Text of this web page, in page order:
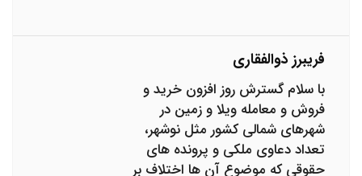
فریبرز ذوالفقاری
با سلام گسترش روز افزون خرید و
فروش و معامله ویلا و زمین در
شهرهای شمالی کشور مثل نوشهر،
تعداد دعاوی ملکی و پرونده های
حقوقی که موضوع آن ها اختلاف بر